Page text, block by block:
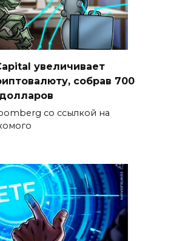
увеличивает
собрав 700
со ссылкой на